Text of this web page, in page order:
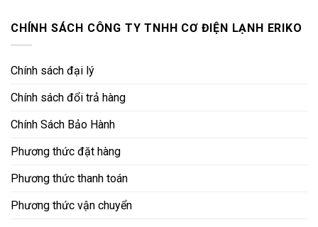
CHÍNH SÁCH CÔNG TY TNHH CƠ ĐIỆN LẠNH ERIKO
Chính sách đại lý
Chính sách đổi trả hàng
Chính Sách Bảo Hành
Phương thức đặt hàng
Phương thức thanh toán
Phương thức vận chuyển